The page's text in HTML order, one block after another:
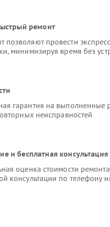
ремонт
провести
минимизируя время без
гарантия на выполненные
неисправностей
и бесплатная консультация
оценка стоимости
консультации по телефону